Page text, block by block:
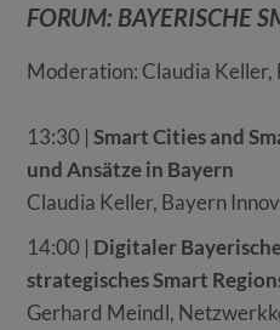
FORUM: BAYERISCHE
Moderation: Claudia
13:30 |Smart Cities and
und Ansätze in Bayern
Claudia Keller, Bayern
14:00 | Digitaler
strategisches Smart
Gerhard Meindl,